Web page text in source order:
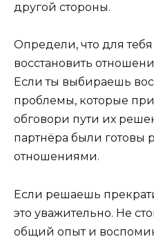
другой стороны.
Определи, что для
восстановить
Если ты выбираешь
проблемы, которые
обговори пути их
партнёра были готовы
отношениями.
Если решаешь
это уважительно. Не
общий опыт и